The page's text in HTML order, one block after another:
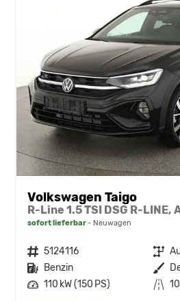
Volkswagen Taigo
sofort lieferbar Neuwagen
Fahrzeugnr. 5124116 Getriebe
Kraftstoff Benzin Außenfarbe
Leistung 110 kW (150 PS) Kilometerstand